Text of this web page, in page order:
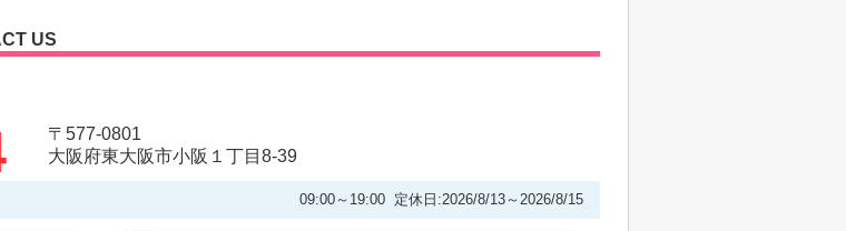
US
〒577-0801
大阪府東大阪市小阪１丁目8-39
09:00～19:00 定休日:2026/8/13～2026/8/15